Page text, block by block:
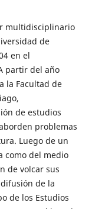
multidisciplinario
de
en el
partir del año
la Facultad de
de estudios
problemas
Luego de un
como del medio
de volcar sus
de la
de los Estudios